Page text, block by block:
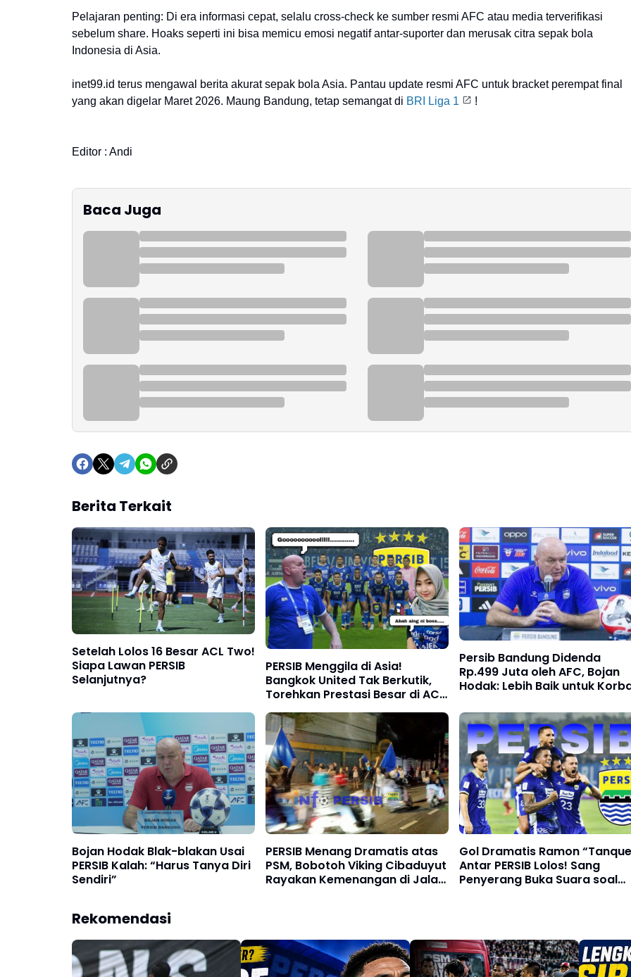
Pelajaran penting: Di era informasi cepat, selalu cross-check ke sumber resmi AFC atau media terverifikasi
sebelum share. Hoaks seperti ini bisa memicu emosi negatif antar-suporter dan merusak citra sepak bola
Indonesia di Asia.
inet99.id terus mengawal berita akurat sepak bola Asia. Pantau update resmi AFC untuk bracket perempat final
yang akan digelar Maret 2026. Maung Bandung, tetap semangat di BRI Liga 1 !
Editor : Andi
Baca Juga
Berita Terkait
Setelah Lolos 16 Besar ACL Two!
Siapa Lawan PERSIB
Selanjutnya?
PERSIB Menggila di Asia!
Bangkok United Tak Berkutik,
Torehkan Prestasi Besar di ACL
Two 2025/26
Persib Bandung Didenda
Rp.499 Juta oleh AFC, Bojan
Hodak: Lebih Baik untuk
Bojan Hodak Blak-blakan Usai
PERSIB Kalah: “Harus Tanya Diri
Sendiri”
PERSIB Menang Dramatis atas
PSM, Bobotoh Viking Cibaduyut
Rayakan Kemenangan di Jalan
Gol Dramatis Ramon
Antar PERSIB Lolos! Sang
Penyerang Buka Suara soal
Rekomendasi